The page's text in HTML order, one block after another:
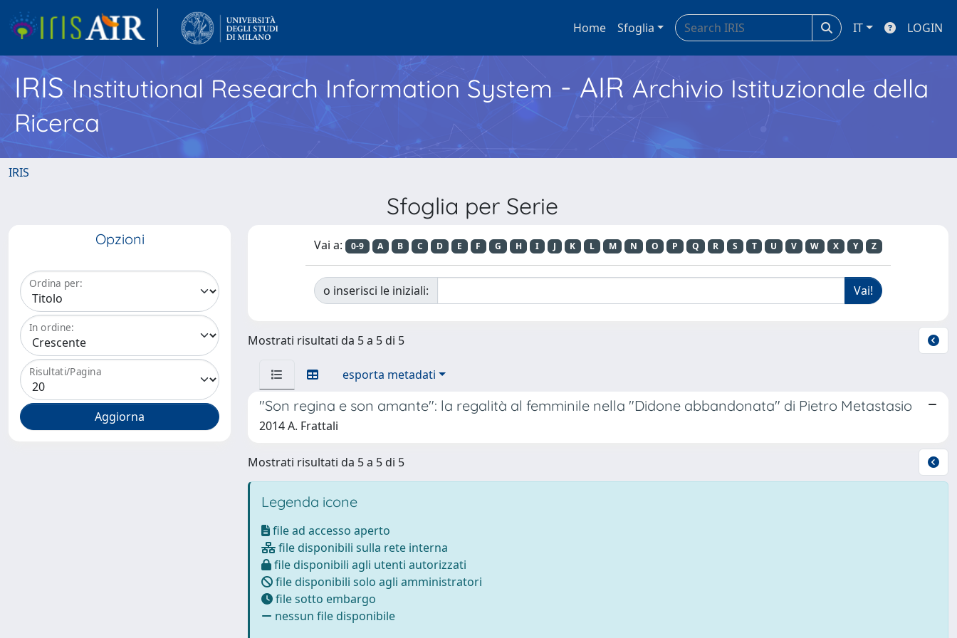
Home Sfoglia IT LOGIN
IRISInstitutional Research Information System - AIR Archivio Istituzionale della
Ricerca
IRIS
Sfoglia per Serie
Opzioni
Ordina per:
In ordine:
Risultati/Pagina
Vai a: 0-9 A B C D E F G H I J K L M N O P Q R S T U V W X Y Z
o inserisci le iniziali:
Mostrati risultati da 5 a 5 di 5
esporta metadati
"Son regina e son amante": la regalità al femminile nella "Didone abbandonata" di Pietro Metastasio
2014 A. Frattali
Mostrati risultati da 5 a 5 di 5
Legenda icone
file ad accesso aperto
file disponibili sulla rete interna
file disponibili agli utenti autorizzati
file disponibili solo agli amministratori
file sotto embargo
nessun file disponibile